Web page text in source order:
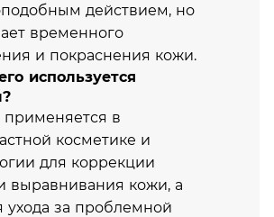
действием, но
временного
и покраснения кожи.
используется
применяется в
косметике и
для коррекции
выравнивания кожи, а
ухода за проблемной